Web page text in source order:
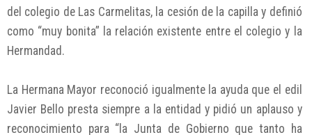
del colegio de Las Carmelitas, la cesión de la capilla y definió
como “muy bonita” la relación existente entre el colegio y la
Hermandad.
La Hermana Mayor reconoció igualmente la ayuda que el edil
Javier Bello presta siempre a la entidad y pidió un aplauso y
reconocimiento para “la Junta de Gobierno que tanto ha